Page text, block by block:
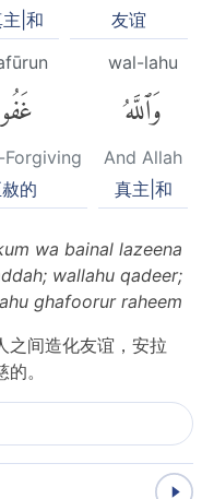
友谊
|和
wal-lahu
وَٱللَّهُ
And Allah
真主|和
的
wa bainal lazeena
wallahu qadeer;
ghafoorur raheem
之间造化友谊，安拉
。